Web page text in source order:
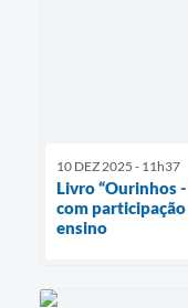
10 DEZ 2025 - 11h37
Livro “Ourinhos
com
ensino